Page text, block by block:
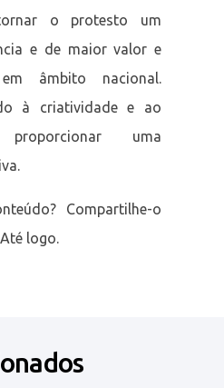
o protesto um
e de maior valor e
em âmbito nacional.
à criatividade e ao
uma
Compartilhe-o
logo.